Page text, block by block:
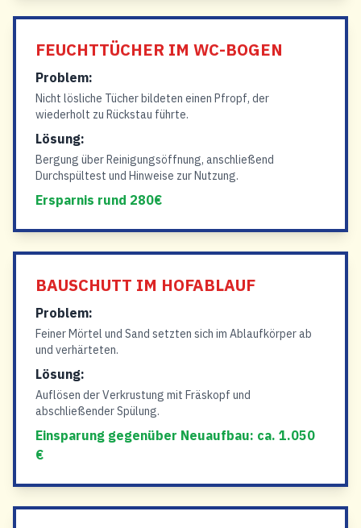
FEUCHTTÜCHER IM WC-BOGEN
Problem:
Nicht lösliche Tücher bildeten einen Pfropf, der
wiederholt zu Rückstau führte.
Lösung:
Bergung über Reinigungsöffnung, anschließend
Durchspültest und Hinweise zur Nutzung.
Ersparnis rund 280€
BAUSCHUTT IM HOFABLAUF
Problem:
Feiner Mörtel und Sand setzten sich im Ablaufkörper ab
und verhärteten.
Lösung:
Auflösen der Verkrustung mit Fräskopf und
abschließender Spülung.
Einsparung gegenüber Neuaufbau: ca. 1.050
€